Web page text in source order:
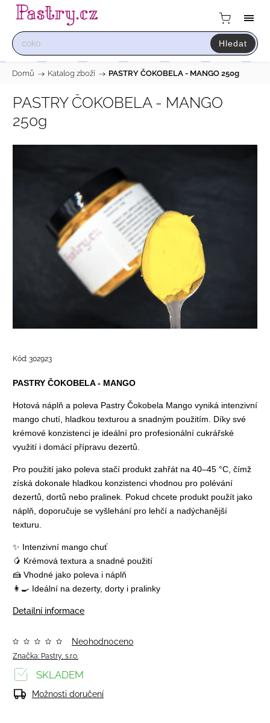
Hledat
Domů / Katalog zboží / PASTRY ČOKOBELA - MANGO 250g
PASTRY ČOKOBELA - MANGO
250g
Kód: 302923
PASTRY ČOKOBELA - MANGO
Hotová náplň a poleva Pastry Čokobela Mango vyniká intenzivní
mango chutí, hladkou texturou a snadným použitím. Díky své
krémové konzistenci je ideální pro profesionální cukrářské
využití i domácí přípravu dezertů.
Pro použití jako poleva stačí produkt zahřát na 40–45 °C, čímž
získá dokonale hladkou konzistenci vhodnou pro polévání
dezertů, dortů nebo pralinek. Pokud chcete produkt použít jako
náplň, doporučuje se vyšlehání pro lehčí a nadýchanější
texturu.
✨ Intenzivní mango chuť
🥭 Krémová textura a snadné použití
🍰 Vhodné jako poleva i náplň
👩‍🍳 Ideální na dezerty, dorty i pralinky
Detailní informace
Značka: Pastry, s.r.o.
Neohodnoceno
SKLADEM
Možnosti doručení